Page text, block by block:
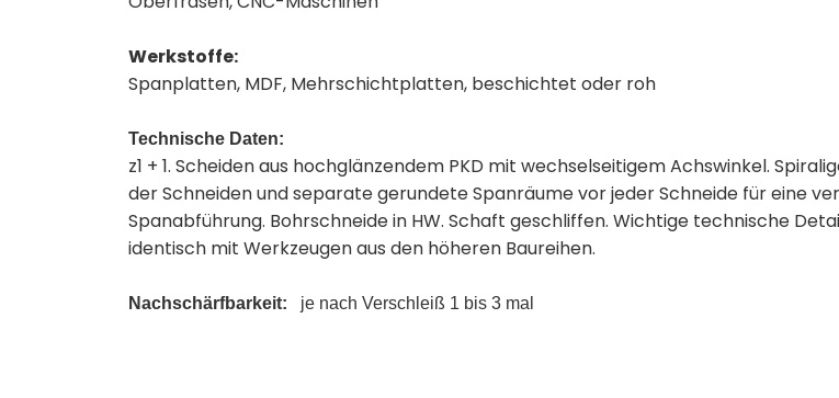
Werkstoffe:
Spanplatten, MDF, Mehrschichtplatten, beschichtet oder roh
Technische Daten:
z1 + 1. Scheiden aus hochglänzendem PKD mit wechselseitigem Achswinkel.
der Schneiden und separate gerundete Spanräume vor jeder Schneide für eine
Spanabführung. Bohrschneide in HW. Schaft geschliffen. Wichtige technische
identisch mit Werkzeugen aus den höheren Baureihen.
Nachschärfbarkeit: je nach Verschleiß 1 bis 3 mal